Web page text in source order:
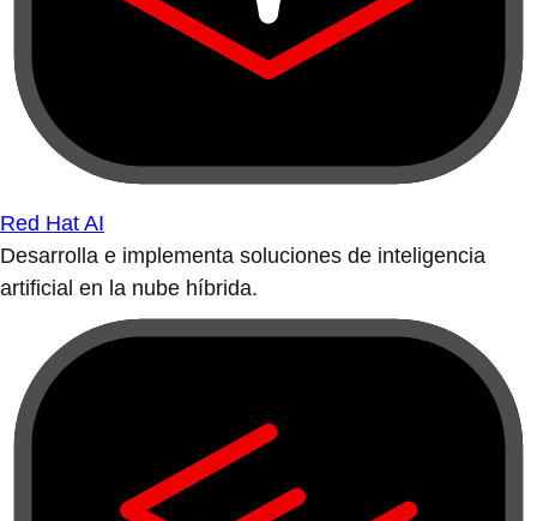
Red Hat AI
Desarrolla e implementa soluciones de inteligencia
artificial en la nube híbrida.